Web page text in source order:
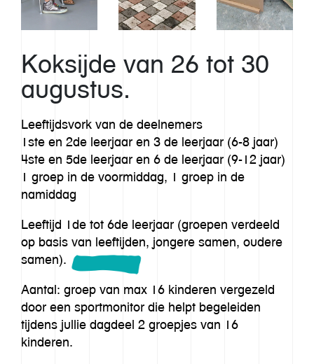
Koksijde van 26 tot 30
augustus.
Leeftijdsvork van de deelnemers
1ste en 2de leerjaar en 3 de leerjaar (6-8 jaar)
4ste en 5de leerjaar en 6 de leerjaar (9-12 jaar)
1 groep in de voormiddag, 1 groep in de
namiddag
Leeftijd 1de tot 6de leerjaar (groepen verdeeld
op basis van leeftijden, jongere samen, oudere
samen).
Aantal: groep van max 16 kinderen vergezeld
door een sportmonitor die helpt begeleiden
tijdens jullie dagdeel 2 groepjes van 16
kinderen.